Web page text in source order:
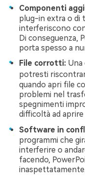
Componenti
plug-in extra o di
interferiscono
Di conseguenza,
porta spesso a
File corrotti: Una
potresti
quando apri file
problemi nel
spegnimenti
difficoltà ad
Software in
programmi che
interferire o
facendo,
inaspettatamente.